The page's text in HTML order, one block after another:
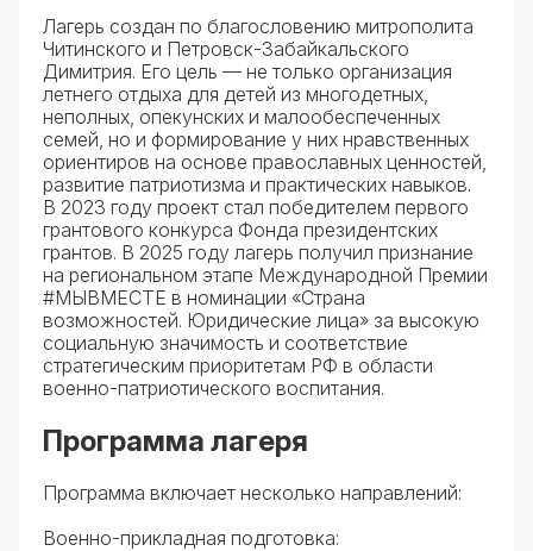
Лагерь создан по благословению митрополита
Читинского и Петровск-Забайкальского
Димитрия. Его цель — не только организация
летнего отдыха для детей из многодетных,
неполных, опекунских и малообеспеченных
семей, но и формирование у них нравственных
ориентиров на основе православных ценностей,
развитие патриотизма и практических навыков.
В 2023 году проект стал победителем первого
грантового конкурса Фонда президентских
грантов. В 2025 году лагерь получил признание
на региональном этапе Международной Премии
#МЫВМЕСТЕ в номинации «Страна
возможностей. Юридические лица» за высокую
социальную значимость и соответствие
стратегическим приоритетам РФ в области
военно-патриотического воспитания.
Программа лагеря
Программа включает несколько направлений:
Военно-прикладная подготовка: